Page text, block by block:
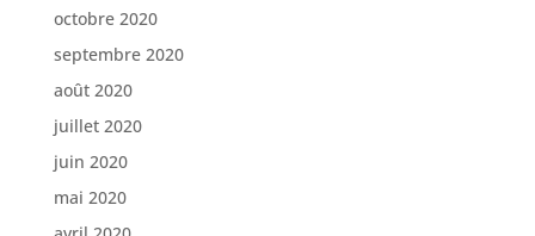
octobre 2020
septembre 2020
août 2020
juillet 2020
juin 2020
mai 2020